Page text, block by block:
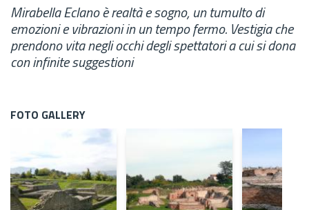
Mirabella Eclano è realtà e sogno, un tumulto di
emozioni e vibrazioni in un tempo fermo. Vestigia che
prendono vita negli occhi degli spettatori a cui si dona
con infinite suggestioni
FOTO GALLERY